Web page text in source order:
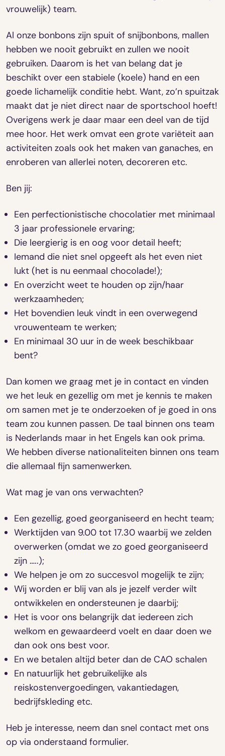
vrouwelijk) team.
Al onze bonbons zijn spuit of snijbonbons, mallen
hebben we nooit gebruikt en zullen we nooit
gebruiken. Daarom is het van belang dat je
beschikt over een stabiele (koele) hand en een
goede lichamelijk conditie hebt. Want, zo’n spuitzak
maakt dat je niet direct naar de sportschool hoeft!
Overigens werk je daar maar een deel van de tijd
mee hoor. Het werk omvat een grote variëteit aan
activiteiten zoals ook het maken van ganaches, en
enroberen van allerlei noten, decoreren etc.
Ben jij:
Een perfectionistische chocolatier met minimaal
3 jaar professionele ervaring;
Die leergierig is en oog voor detail heeft;
Iemand die niet snel opgeeft als het even niet
lukt (het is nu eenmaal chocolade!);
En overzicht weet te houden op zijn/haar
werkzaamheden;
Het bovendien leuk vindt in een overwegend
vrouwenteam te werken;
En minimaal 30 uur in de week beschikbaar
bent?
Dan komen we graag met je in contact en vinden
we het leuk en gezellig om met je kennis te maken
om samen met je te onderzoeken of je goed in ons
team zou kunnen passen. De taal binnen ons team
is Nederlands maar in het Engels kan ook prima.
We hebben diverse nationaliteiten binnen ons team
die allemaal fijn samenwerken.
Wat mag je van ons verwachten?
Een gezellig, goed georganiseerd en hecht team;
Werktijden van 9.00 tot 17.30 waarbij we zelden
overwerken (omdat we zo goed georganiseerd
zijn …..);
We helpen je om zo succesvol mogelijk te zijn;
Wij worden er blij van als je jezelf verder wilt
ontwikkelen en ondersteunen je daarbij;
Het is voor ons belangrijk dat iedereen zich
welkom en gewaardeerd voelt en daar doen we
dan ook ons best voor.
En we betalen altijd beter dan de CAO schalen
En natuurlijk het gebruikelijke als
reiskostenvergoedingen, vakantiedagen,
bedrijfskleding etc.
Heb je interesse, neem dan snel contact met ons
op via onderstaand formulier.